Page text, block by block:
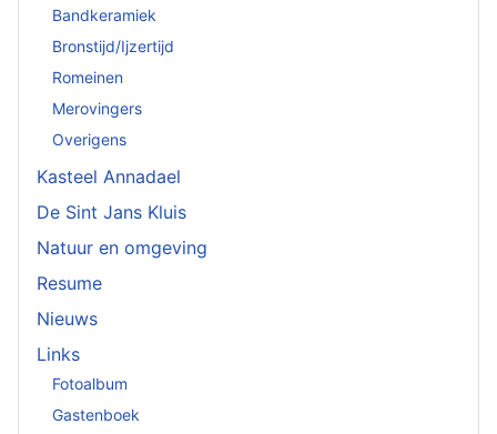
Bandkeramiek
Bronstijd/Ijzertijd
Romeinen
Merovingers
Overigens
Kasteel Annadael
De Sint Jans Kluis
Natuur en omgeving
Resume
Nieuws
Links
Fotoalbum
Gastenboek